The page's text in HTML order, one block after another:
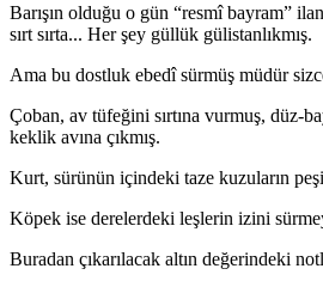
Barışın olduğu o gün “resmî bayram”
sırt sırta... Her şey güllük gülistanlıkmış.
Ama bu dostluk ebedî sürmüş müdür
Çoban, av tüfeğini sırtına vurmuş, düz-
keklik avına çıkmış.
Kurt, sürünün içindeki taze kuzuların
Köpek ise derelerdeki leşlerin izini
Buradan çıkarılacak altın değerindeki